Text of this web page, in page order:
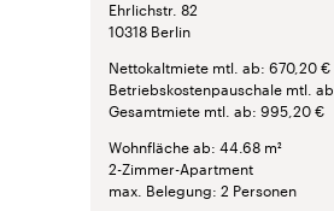
Ehrlichstr. 82
10318 Berlin
Nettokaltmiete mtl. ab 670,20 €
Betriebskostenpauschale mtl. ab
Gesamtmiete mtl. ab 995,20 €
Wohnfläche ab 44.68 m²
2-Zimmer-Apartment
max. Belegung 2 Personen